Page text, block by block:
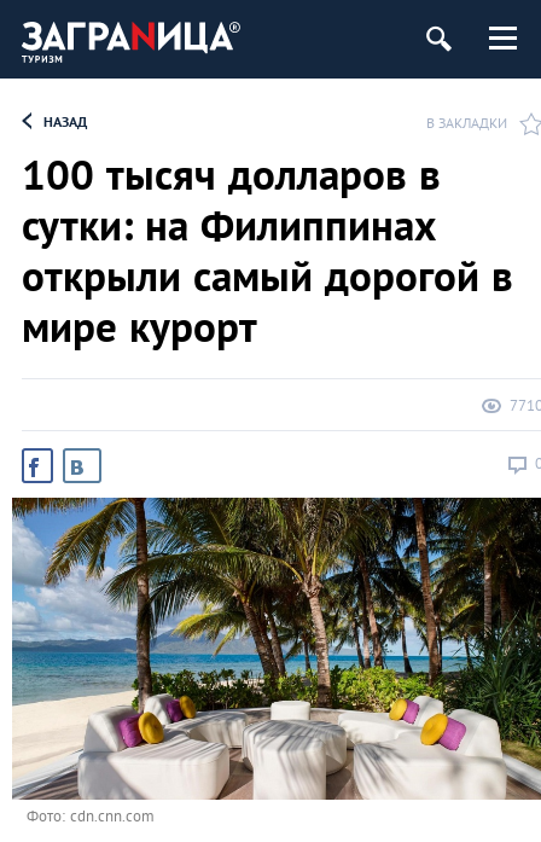
НАЗАД В ЗАКЛАДКИ
100 тысяч долларов в
сутки: на Филиппинах
открыли самый дорогой в
мире курорт
Фото: cdn.cnn.com